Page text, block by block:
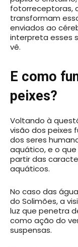
fotorreceptoras,
transformam
enviados ao
interpreta esses
vê.
E como
peixes?
Voltando à
visão dos peixes
dos seres
aquático, e o
partir das
aquáticos.
No caso das
do Solimões, a
luz que penetra
como ação do
suspensas.